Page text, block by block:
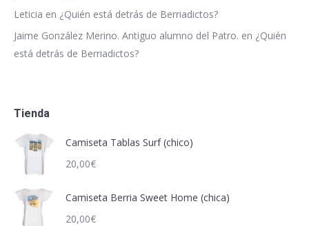
Leticia en ¿Quién está detrás de Berriadictos?
Jaime González Merino. Antiguo alumno del Patro. en ¿Quién
está detrás de Berriadictos?
Tienda
Camiseta Tablas Surf (chico)
20,00€
Camiseta Berria Sweet Home (chica)
20,00€